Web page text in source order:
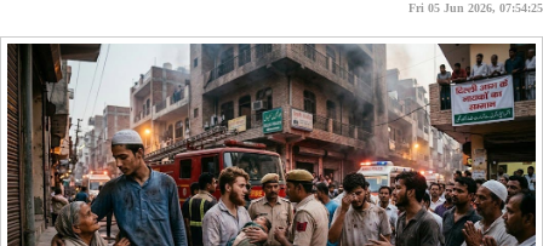
Fri 05 Jun 2026,